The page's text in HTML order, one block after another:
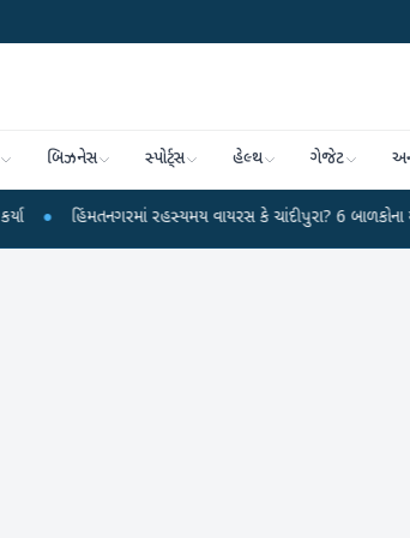
બિઝનેસ સ્પોર્ટ્સ હેલ્થ ગેજેટ
હિંમતનગરમાં રહસ્યમય વાયરસ કે ચાંદીપુરા? 6 બાળકોના મોતથી